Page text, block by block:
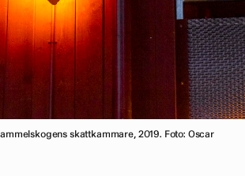
skattkammare, 2019. Foto: Oscar